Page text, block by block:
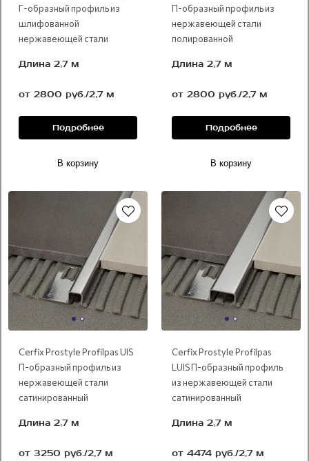
Г-образный профиль из
шлифованной
нержавеющей стали
Длина 2,7 м
от 2800 руб./2,7 м
Подробнее
В корзину
П-образный профиль из
нержавеющей стали
полированной
Длина 2,7 м
от 2800 руб./2,7 м
Подробнее
В корзину
Cerfix Prostyle Profilpas UIS
П-образный профиль из
нержавеющей стали
сатинированный
Длина 2,7 м
от 3250 руб./2,7 м
Cerfix Prostyle Profilpas
LUIS П-образный профиль
из нержавеющей стали
сатинированный
Длина 2,7 м
от 4474 руб./2,7 м